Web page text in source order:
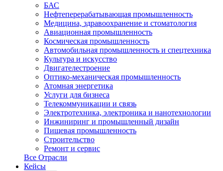
БАС
Нефтеперерабатывающая промышленность
Медицина, здравоохранение и стоматология
Авиационная промышленность
Космическая промышленность
Автомобильная промышленность и спецтехника
Культура и искусство
Двигателестроение
Оптико-механическая промышленность
Атомная энергетика
Услуги для бизнеса
Телекоммуникации и связь
Электротехника, электроника и нанотехнологии
Инжиниринг и промышленный дизайн
Пищевая промышленность
Строительство
Ремонт и сервис
Все Отрасли
Кейсы